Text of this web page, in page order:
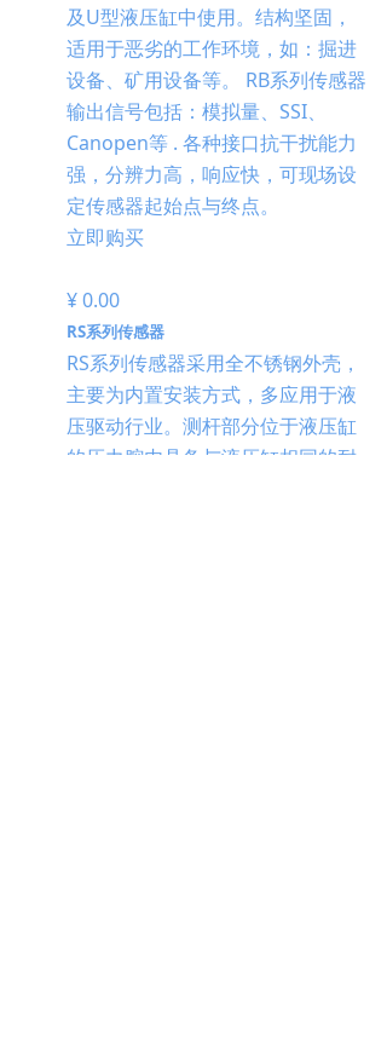
及U型液压缸中使用。结构坚固，
适用于恶劣的工作环境，如：掘进
设备、矿用设备等。 RB系列传感器
输出信号包括：模拟量、SSI、
Canopen等 . 各种接口抗干扰能力
强，分辨力高，响应快，可现场设
定传感器起始点与终点。
立即购买
¥ 0.00
RS系列传感器
RS系列传感器采用全不锈钢外壳，
主要为内置安装方式，多应用于液
压驱动行业。测杆部分位于液压缸
的压力腔内具备与液压缸相同的耐